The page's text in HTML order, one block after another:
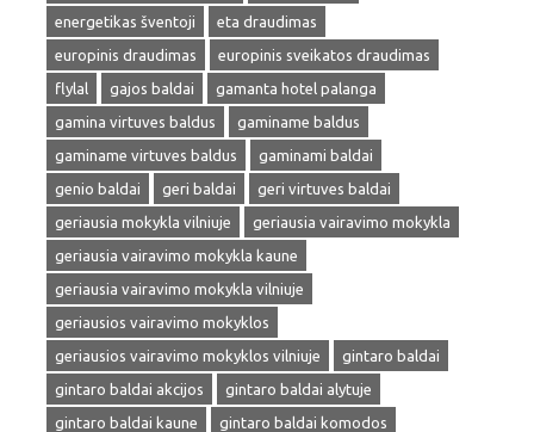
energetikas šventoji
eta draudimas
europinis draudimas
europinis sveikatos draudimas
flylal
gajos baldai
gamanta hotel palanga
gamina virtuves baldus
gaminame baldus
gaminame virtuves baldus
gaminami baldai
genio baldai
geri baldai
geri virtuves baldai
geriausia mokykla vilniuje
geriausia vairavimo mokykla
geriausia vairavimo mokykla kaune
geriausia vairavimo mokykla vilniuje
geriausios vairavimo mokyklos
geriausios vairavimo mokyklos vilniuje
gintaro baldai
gintaro baldai akcijos
gintaro baldai alytuje
gintaro baldai kaune
gintaro baldai komodos